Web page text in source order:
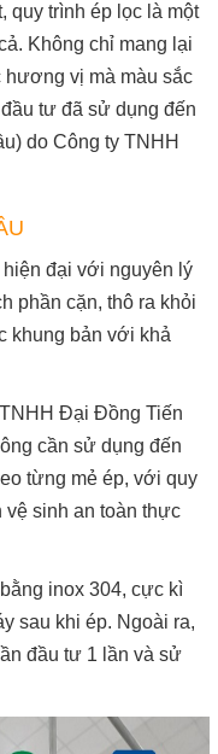
quy trình ép lọc là một
Không chỉ mang lại
vị mà màu sắc
tư đã sử dụng đến
do Công ty TNHH
đại với nguyên lý
phần cặn, thô ra khỏi
khung bản với khả
Đại Đồng Tiến
cần sử dụng đến
từng mẻ ép, với quy
vệ sinh an toàn thực
inox 304, cực kì
sau khi ép. Ngoài ra,
đầu tư 1 lần và sử